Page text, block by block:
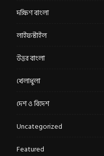
দক্ষিণ বাংলা
লাইফস্টাইল
উত্তর বাংলা
খেলাধুলা
দেশ ও বিদেশ
Uncategorized
Featured